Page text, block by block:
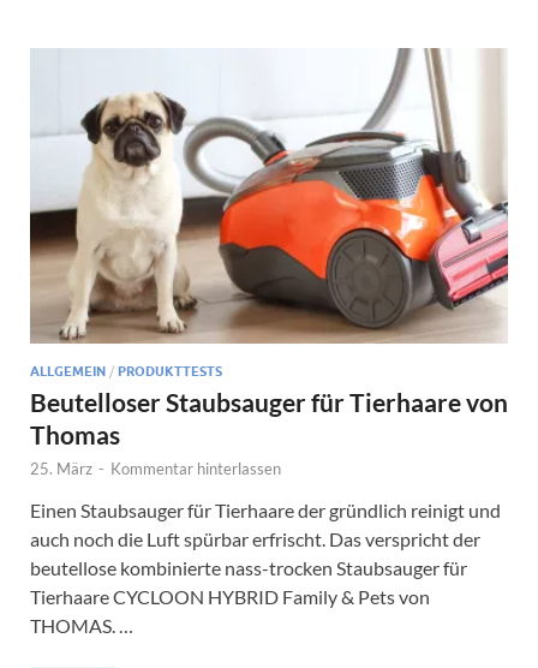
ALLGEMEIN / PRODUKTTESTS
Beutelloser Staubsauger für Tierhaare von
Thomas
25. März - Kommentar hinterlassen
Einen Staubsauger für Tierhaare der gründlich reinigt und
auch noch die Luft spürbar erfrischt. Das verspricht der
beutellose kombinierte nass-trocken Staubsauger für
Tierhaare CYCLOON HYBRID Family & Pets von
THOMAS. …